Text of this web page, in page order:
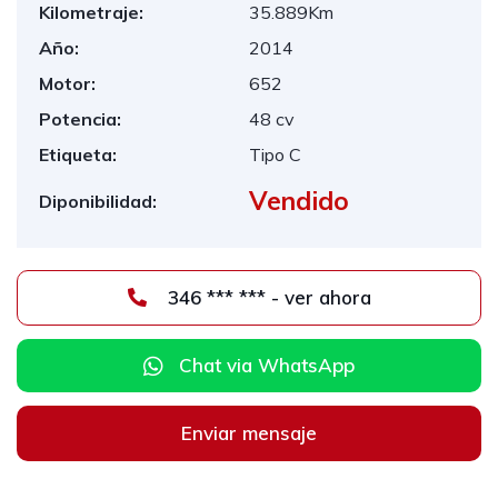
Kilometraje:
35.889Km
Año:
2014
Motor:
652
Potencia:
48 cv
Etiqueta:
Tipo C
Diponibilidad: Vendido
346 *** *** - ver ahora
Chat via WhatsApp
Enviar mensaje